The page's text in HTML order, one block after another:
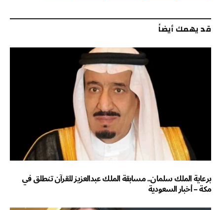
قد يهمك أيضاً
برعاية الملك سلمان.. مسابقة الملك عبدالعزيز للقرآن تنطلق في
مكة – أخبار السعودية